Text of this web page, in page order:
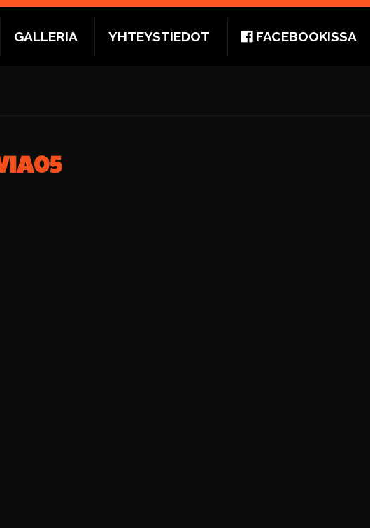
GALLERIA YHTEYSTIEDOT FACEBOOKISSA